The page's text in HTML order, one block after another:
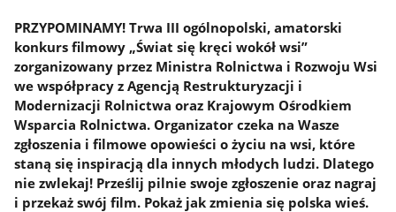
PRZYPOMINAMY! Trwa III ogólnopolski, amatorski
konkurs filmowy „Świat się kręci wokół wsi”
zorganizowany przez Ministra Rolnictwa i Rozwoju Wsi
we współpracy z Agencją Restrukturyzacji i
Modernizacji Rolnictwa oraz Krajowym Ośrodkiem
Wsparcia Rolnictwa. Organizator czeka na Wasze
zgłoszenia i filmowe opowieści o życiu na wsi, które
staną się inspiracją dla innych młodych ludzi. Dlatego
nie zwlekaj! Prześlij pilnie swoje zgłoszenie oraz nagraj
i przekaż swój film. Pokaż jak zmienia się polska wieś.